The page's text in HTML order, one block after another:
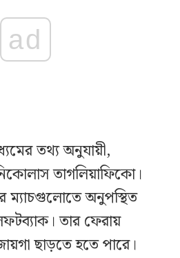
ad
তথ্য অনুযায়ী,
তাগলিয়াফিকো।
ম্যাচগুলোতে অনুপস্থিত
তার ফেরায়
ছাড়তে হতে পারে।